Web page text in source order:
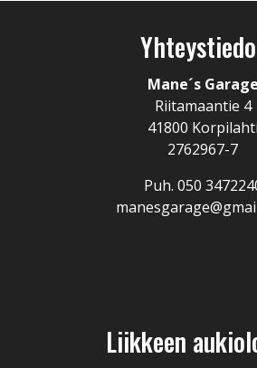
Mane´s Garage
Riitamaantie 4
41800 Korpilahti
2762967-7
Puh. 050
Liikkeen